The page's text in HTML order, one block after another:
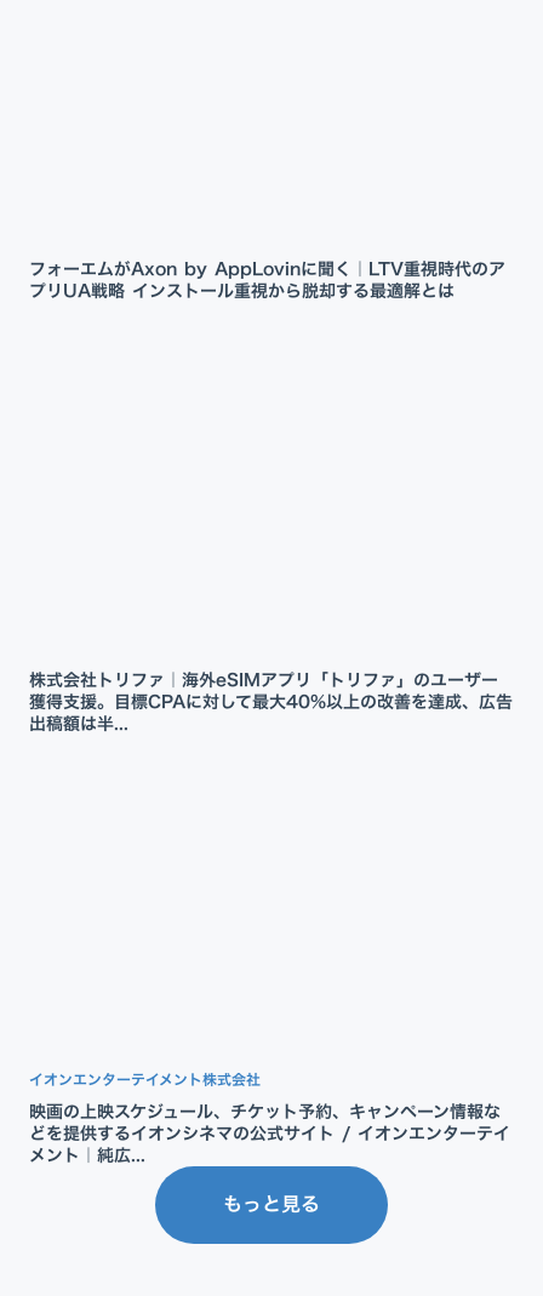
フォーエムがAxon by AppLovinに聞く｜LTV重視時代のア
プリUA戦略 インストール重視から脱却する最適解とは
株式会社トリファ｜海外eSIMアプリ「トリファ」のユーザー
獲得支援。目標CPAに対して最大40%以上の改善を達成、広告
出稿額は半...
イオンエンターテイメント株式会社
映画の上映スケジュール、チケット予約、キャンペーン情報な
どを提供するイオンシネマの公式サイト / イオンエンターテイ
メント｜純広...
もっと見る